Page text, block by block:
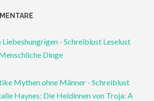
Liebeshungrigen - Schreiblust Leselust
Dinge
Mythen ohne Männer - Schreiblust
Haynes: Die Heldinnen von Troja: A